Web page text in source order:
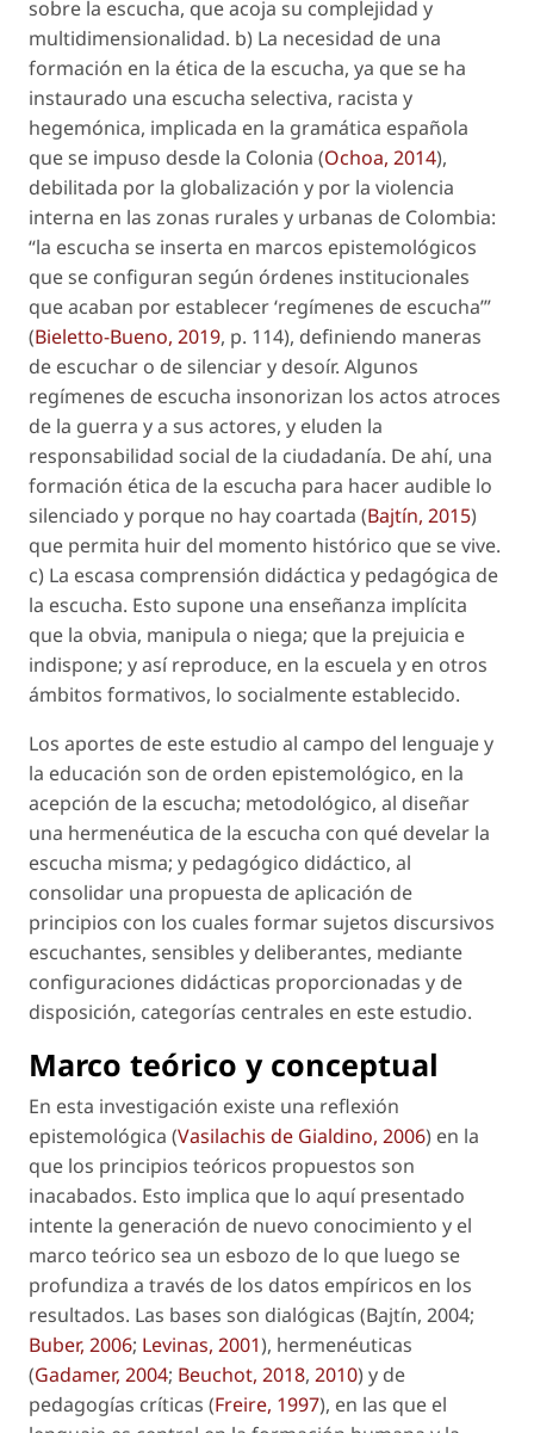
sobre la escucha, que acoja su complejidad y
multidimensionalidad. b) La necesidad de una
formación en la ética de la escucha, ya que se ha
instaurado una escucha selectiva, racista y
hegemónica, implicada en la gramática española
que se impuso desde la Colonia (Ochoa, 2014),
debilitada por la globalización y por la violencia
interna en las zonas rurales y urbanas de Colombia:
“la escucha se inserta en marcos epistemológicos
que se configuran según órdenes institucionales
que acaban por establecer ‘regímenes de escucha’”
(Bieletto-Bueno, 2019, p. 114), definiendo maneras
de escuchar o de silenciar y desoír. Algunos
regímenes de escucha insonorizan los actos atroces
de la guerra y a sus actores, y eluden la
responsabilidad social de la ciudadanía. De ahí, una
formación ética de la escucha para hacer audible lo
silenciado y porque no hay coartada (Bajtín, 2015)
que permita huir del momento histórico que se vive.
c) La escasa comprensión didáctica y pedagógica de
la escucha. Esto supone una enseñanza implícita
que la obvia, manipula o niega; que la prejuicia e
indispone; y así reproduce, en la escuela y en otros
ámbitos formativos, lo socialmente establecido.
Los aportes de este estudio al campo del lenguaje y
la educación son de orden epistemológico, en la
acepción de la escucha; metodológico, al diseñar
una hermenéutica de la escucha con qué develar la
escucha misma; y pedagógico didáctico, al
consolidar una propuesta de aplicación de
principios con los cuales formar sujetos discursivos
escuchantes, sensibles y deliberantes, mediante
configuraciones didácticas proporcionadas y de
disposición, categorías centrales en este estudio.
Marco teórico y conceptual
En esta investigación existe una reflexión
epistemológica (Vasilachis de Gialdino, 2006) en la
que los principios teóricos propuestos son
inacabados. Esto implica que lo aquí presentado
intente la generación de nuevo conocimiento y el
marco teórico sea un esbozo de lo que luego se
profundiza a través de los datos empíricos en los
resultados. Las bases son dialógicas (Bajtín, 2004;
Buber, 2006; Levinas, 2001), hermenéuticas
(Gadamer, 2004; Beuchot, 2018, 2010) y de
pedagogías críticas (Freire, 1997), en las que el